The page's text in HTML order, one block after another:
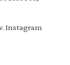
Instagram